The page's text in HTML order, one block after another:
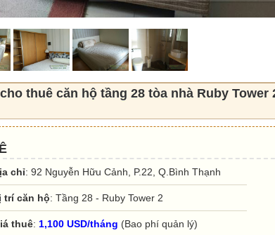
thuê căn hộ tầng 28 tòa nhà Ruby Tower
chỉ: 92 Nguyễn Hữu Cảnh, P.22, Q.Bình Thạnh
trí căn hộ: Tầng 28 - Ruby Tower 2
thuê: 1,100 USD/tháng (Bao phí quản lý)